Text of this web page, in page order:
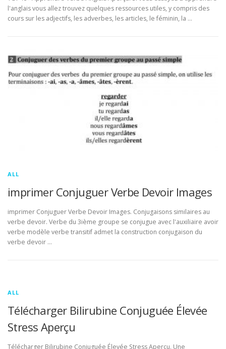
l'anglais vous allez trouvez quelques ressources utiles, y compris des
cours sur les adjectifs, les adverbes, les articles, le féminin, la …
ALL
imprimer Conjuguer Verbe Devoir Images
imprimer Conjuguer Verbe Devoir Images. Conjugaisons similaires au
verbe devoir. Verbe du 3ième groupe se conjugue avec l'auxiliaire avoir
verbe modèle verbe transitif admet la construction conjugaison du
verbe devoir …
ALL
Télécharger Bilirubine Conjuguée Élevée
Stress Aperçu
Télécharger Bilirubine Conjuguée Élevée Stress Aperçu. Une